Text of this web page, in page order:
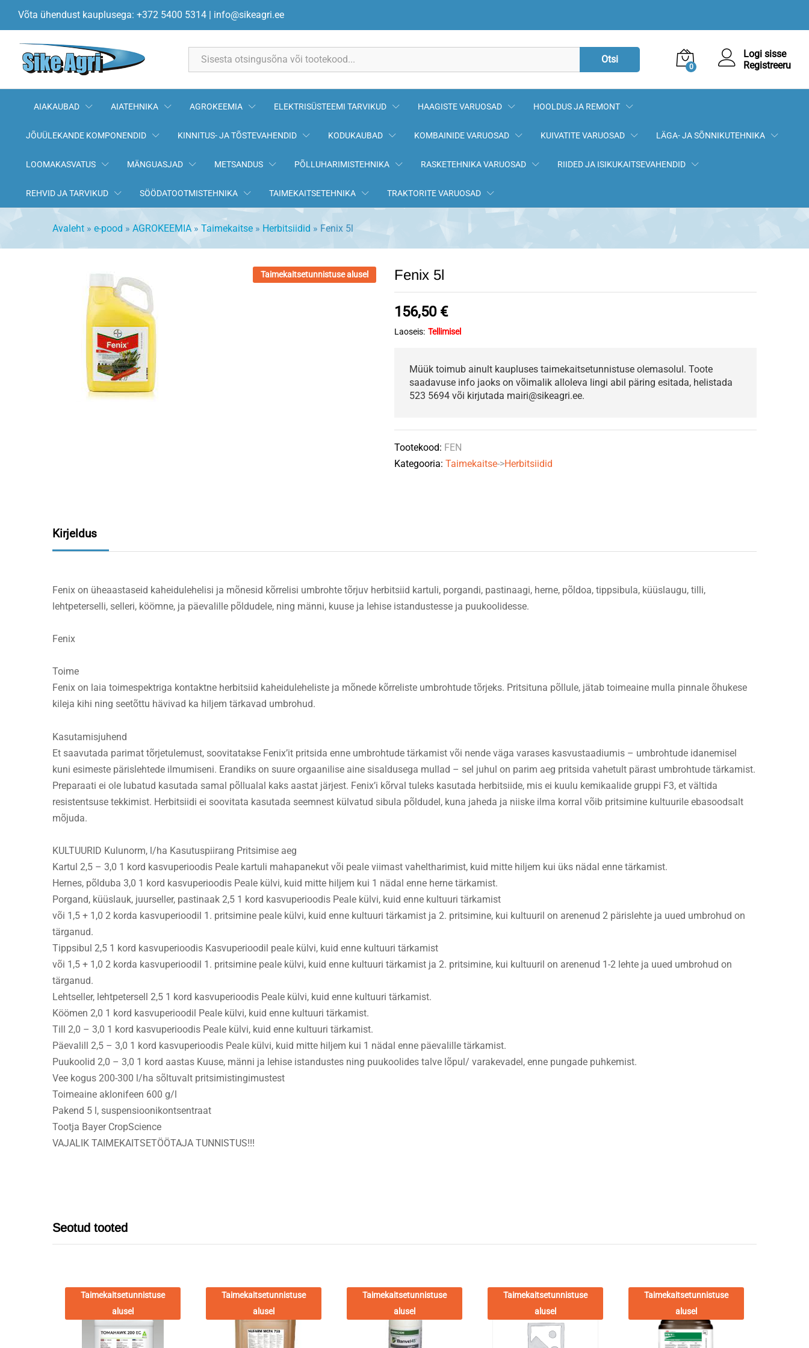
Võta ühendust kauplusega: +372 5400 5314 | info@sikeagri.ee
Otsi
0
Logi sisse
Registreeru
AIAKAUBAD AIATEHNIKA AGROKEEMIA ELEKTRISÜSTEEMI TARVIKUD HAAGISTE VARUOSAD HOOLDUS JA REMONT
JÕUÜLEKANDE KOMPONENDID KINNITUS- JA TÕSTEVAHENDID KODUKAUBAD KOMBAINIDE VARUOSAD KUIVATITE VARUOSAD LÄGA- JA SÕNNIKUTEHNIKA
LOOMAKASVATUS MÄNGUASJAD METSANDUS PÕLLUHARIMISTEHNIKA RASKETEHNIKA VARUOSAD RIIDED JA ISIKUKAITSEVAHENDID
REHVID JA TARVIKUD SÖÖDATOOTMISTEHNIKA TAIMEKAITSETEHNIKA TRAKTORITE VARUOSAD
Avaleht » e-pood » AGROKEEMIA » Taimekaitse » Herbitsiidid » Fenix 5l
Taimekaitsetunnistuse alusel Fenix 5l
156,50 €
Laoseis: Tellimisel
Müük toimub ainult kaupluses taimekaitsetunnistuse olemasolul. Toote
saadavuse info jaoks on võimalik alloleva lingi abil päring esitada, helistada
523 5694 või kirjutada mairi@sikeagri.ee.
Tootekood: FEN
Kategooria:Taimekaitse->Herbitsiidid
Kirjeldus
Fenix on üheaastaseid kaheidulehelisi ja mõnesid kõrrelisi umbrohte tõrjuv herbitsiid kartuli, porgandi, pastinaagi, herne, põldoa, tippsibula, küüslaugu, tilli,
lehtpeterselli, selleri, köömne, ja päevalille põldudele, ning männi, kuuse ja lehise istandustesse ja puukoolidesse.
Fenix
Toime
Fenix on laia toimespektriga kontaktne herbitsiid kaheiduleheliste ja mõnede kõrreliste umbrohtude tõrjeks. Pritsituna põllule, jätab toimeaine mulla pinnale õhukese
kileja kihi ning seetõttu hävivad ka hiljem tärkavad umbrohud.
Kasutamisjuhend
Et saavutada parimat tõrjetulemust, soovitatakse Fenix’it pritsida enne umbrohtude tärkamist või nende väga varases kasvustaadiumis – umbrohtude idanemisel
kuni esimeste pärislehtede ilmumiseni. Erandiks on suure orgaanilise aine sisaldusega mullad – sel juhul on parim aeg pritsida vahetult pärast umbrohtude tärkamist.
Preparaati ei ole lubatud kasutada samal põllualal kaks aastat järjest. Fenix’i kõrval tuleks kasutada herbitsiide, mis ei kuulu kemikaalide gruppi F3, et vältida
resistentsuse tekkimist. Herbitsiidi ei soovitata kasutada seemnest külvatud sibula põldudel, kuna jaheda ja niiske ilma korral võib pritsimine kultuurile ebasoodsalt
mõjuda.
KULTUURID Kulunorm, l/ha Kasutuspiirang Pritsimise aeg
Kartul 2,5 – 3,0 1 kord kasvuperioodis Peale kartuli mahapanekut või peale viimast vaheltharimist, kuid mitte hiljem kui üks nädal enne tärkamist.
Hernes, põlduba 3,0 1 kord kasvuperioodis Peale külvi, kuid mitte hiljem kui 1 nädal enne herne tärkamist.
Porgand, küüslauk, juurseller, pastinaak 2,5 1 kord kasvuperioodis Peale külvi, kuid enne kultuuri tärkamist
või 1,5 + 1,0 2 korda kasvuperioodil 1. pritsimine peale külvi, kuid enne kultuuri tärkamist ja 2. pritsimine, kui kultuuril on arenenud 2 pärislehte ja uued umbrohud on
tärganud.
Tippsibul 2,5 1 kord kasvuperioodis Kasvuperioodil peale külvi, kuid enne kultuuri tärkamist
või 1,5 + 1,0 2 korda kasvuperioodil 1. pritsimine peale külvi, kuid enne kultuuri tärkamist ja 2. pritsimine, kui kultuuril on arenenud 1-2 lehte ja uued umbrohud on
tärganud.
Lehtseller, lehtpetersell 2,5 1 kord kasvuperioodis Peale külvi, kuid enne kultuuri tärkamist.
Köömen 2,0 1 kord kasvuperioodil Peale külvi, kuid enne kultuuri tärkamist.
Till 2,0 – 3,0 1 kord kasvuperioodis Peale külvi, kuid enne kultuuri tärkamist.
Päevalill 2,5 – 3,0 1 kord kasvuperioodis Peale külvi, kuid mitte hiljem kui 1 nädal enne päevalille tärkamist.
Puukoolid 2,0 – 3,0 1 kord aastas Kuuse, männi ja lehise istandustes ning puukoolides talve lõpul/ varakevadel, enne pungade puhkemist.
Vee kogus 200-300 l/ha sõltuvalt pritsimistingimustest
Toimeaine aklonifeen 600 g/l
Pakend 5 l, suspensioonikontsentraat
Tootja Bayer CropScience
VAJALIK TAIMEKAITSETÖÖTAJA TUNNISTUS!!!
Seotud tooted
Taimekaitsetunnistuse
alusel
Taimekaitsetunnistuse
alusel
Taimekaitsetunnistuse
alusel
Taimekaitsetunnistuse
alusel
Taimekaitsetunnistuse
alusel
Kirjeldus